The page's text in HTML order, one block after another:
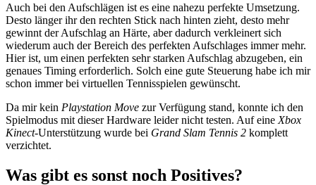
Auch bei den Aufschlägen ist es eine nahezu perfekte Umsetzung.
Desto länger ihr den rechten Stick nach hinten zieht, desto mehr
gewinnt der Aufschlag an Härte, aber dadurch verkleinert sich
wiederum auch der Bereich des perfekten Aufschlages immer mehr.
Hier ist, um einen perfekten sehr starken Aufschlag abzugeben, ein
genaues Timing erforderlich. Solch eine gute Steuerung habe ich mir
schon immer bei virtuellen Tennisspielen gewünscht.
Da mir kein Playstation Move zur Verfügung stand, konnte ich den
Spielmodus mit dieser Hardware leider nicht testen. Auf eine Xbox
Kinect-Unterstützung wurde bei Grand Slam Tennis 2 komplett
verzichtet.
Was gibt es sonst noch Positives?